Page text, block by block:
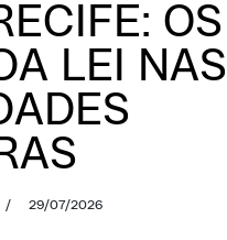
OS
LEI NAS
/ 29/07/2026